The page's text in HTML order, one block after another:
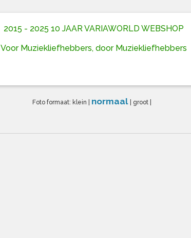
2015 - 2025 10 JAAR VARIAWORLD WEBSHOP
Voor Muziekliefhebbers, door Muziekliefhebbers
Foto formaat: klein normaal groot